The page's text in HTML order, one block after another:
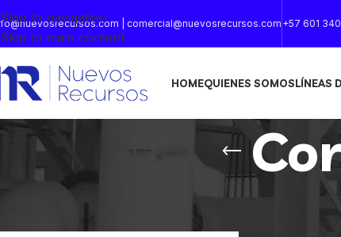
Skip to navigation
Skip to main content
| comercial@nuevosrecursos.com +57 601
HOMEQUIENES SOMOSLÍNEAS